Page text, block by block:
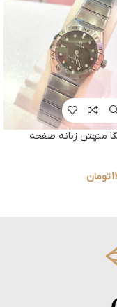
منهتن زنانه صفحه
تومان